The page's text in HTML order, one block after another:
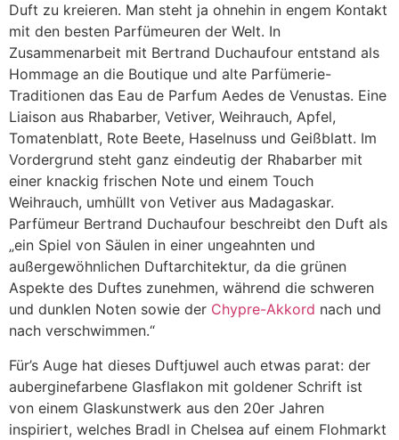
Duft zu kreieren. Man steht ja ohnehin in engem Kontakt
mit den besten Parfümeuren der Welt. In
Zusammenarbeit mit Bertrand Duchaufour entstand als
Hommage an die Boutique und alte Parfümerie-
Traditionen das Eau de Parfum Aedes de Venustas. Eine
Liaison aus Rhabarber, Vetiver, Weihrauch, Apfel,
Tomatenblatt, Rote Beete, Haselnuss und Geißblatt. Im
Vordergrund steht ganz eindeutig der Rhabarber mit
einer knackig frischen Note und einem Touch
Weihrauch, umhüllt von Vetiver aus Madagaskar.
Parfümeur Bertrand Duchaufour beschreibt den Duft als
„ein Spiel von Säulen in einer ungeahnten und
außergewöhnlichen Duftarchitektur, da die grünen
Aspekte des Duftes zunehmen, während die schweren
und dunklen Noten sowie der Chypre-Akkord nach und
nach verschwimmen.“
Für’s Auge hat dieses Duftjuwel auch etwas parat: der
auberginefarbene Glasflakon mit goldener Schrift ist
von einem Glaskunstwerk aus den 20er Jahren
inspiriert, welches Bradl in Chelsea auf einem Flohmarkt